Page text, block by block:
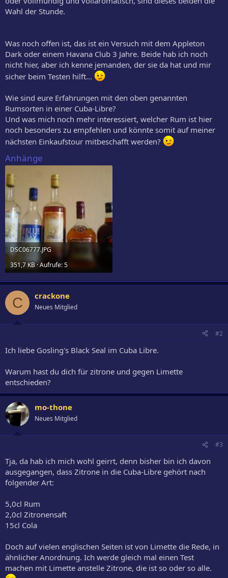
Wahl der Stunde.
Was noch offen ist, das ist ein Versuch mit dem Appleton
Dark oder einem Havana Club 3 Jahre. Beide hab ich noch
nicht hier, aber ich kenne jemanden, der sie da hat und mir
sicher beim Testen hilft...
Wie sind eure Erfahrungen mit den oben genannten
Rumsorten in einer Cuba-Libre?
Und was mich noch mehr interessiert, welcher Rum ist hier
noch besonders zu empfehlen und könnte somit auf meiner
nächsten Einkaufstour mitbeschafft werden?
Anhänge
DSC06777.JPG
351,7 KB · Aufrufe: 5
C crackone
Neues Mitglied
#2
Ich liebe Gosling's Black Seal im Cuba Libre.
Warum hast du dich für zitrone und gegen Limette
entschieden?
mo-thone
Neues Mitglied
#3
Tja, da hab ich mich wohl geirrt, denn bisher bin ich davon
ausgegangen, dass Zitrone in die Cuba-Libre gehört nach
folgender Art:
5,0cl Rum
2,0cl Zitronensaft
15cl Cola
Doch auf vielen englischen Seiten ist von Limette die Rede, in
ähnlicher Anordnung. Ich werde gleich mal einen Test
machen mit Limette anstelle Zitrone, die ist so oder so alle.